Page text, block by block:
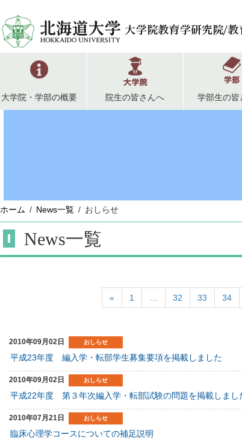
大学院・学部の概要 院生の皆さんへ 学部生の皆
ホーム News一覧 おしらせ
News一覧
« 1 32 33 34
2010年09月02日 おしらせ
平成23年度 編入学・転部学生募集要項を掲載しました
2010年09月02日 おしらせ
平成22年度 第３年次編入学・転部試験の問題を掲載しまし
2010年07月21日 おしらせ
臨床心理学コースについての補足説明